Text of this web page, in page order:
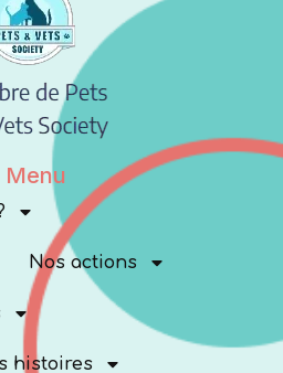
Menu
Nos actions
histoires